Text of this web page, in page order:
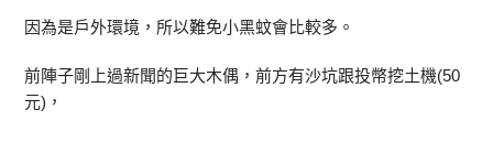
因為是戶外環境，所以難免小黑蚊會比較多。
前陣子剛上過新聞的巨大木偶，前方有沙坑跟投幣挖土機(50
元)，